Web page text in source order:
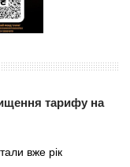
тарифу на
вже рік